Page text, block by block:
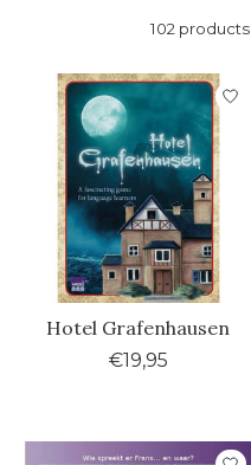
102 products
Hotel Grafenhausen
€19,95